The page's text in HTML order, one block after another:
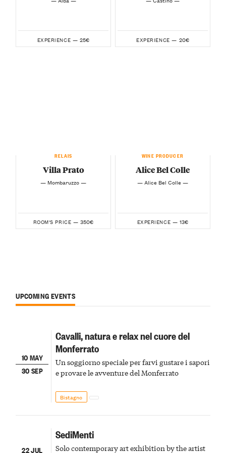
EXPERIENCE — 25€ EXPERIENCE — 20€
RELAIS
Villa Prato
— Mombaruzzo —
ROOM'S PRICE — 350€
WINE PRODUCER
Alice Bel Colle
— Alice Bel Colle —
EXPERIENCE — 13€
UPCOMING EVENTS
10 MAY
30 SEP
Cavalli, natura e relax nel cuore del
Monferrato
Un soggiorno speciale per farvi gustare i sapori
e provare le avventure del Monferrato
Bistagno
22 JUL
SediMenti
Solo contemporary art exhibition by the artist